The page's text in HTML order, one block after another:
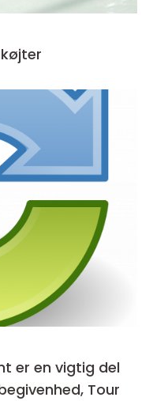
er en vigtig del
Tour